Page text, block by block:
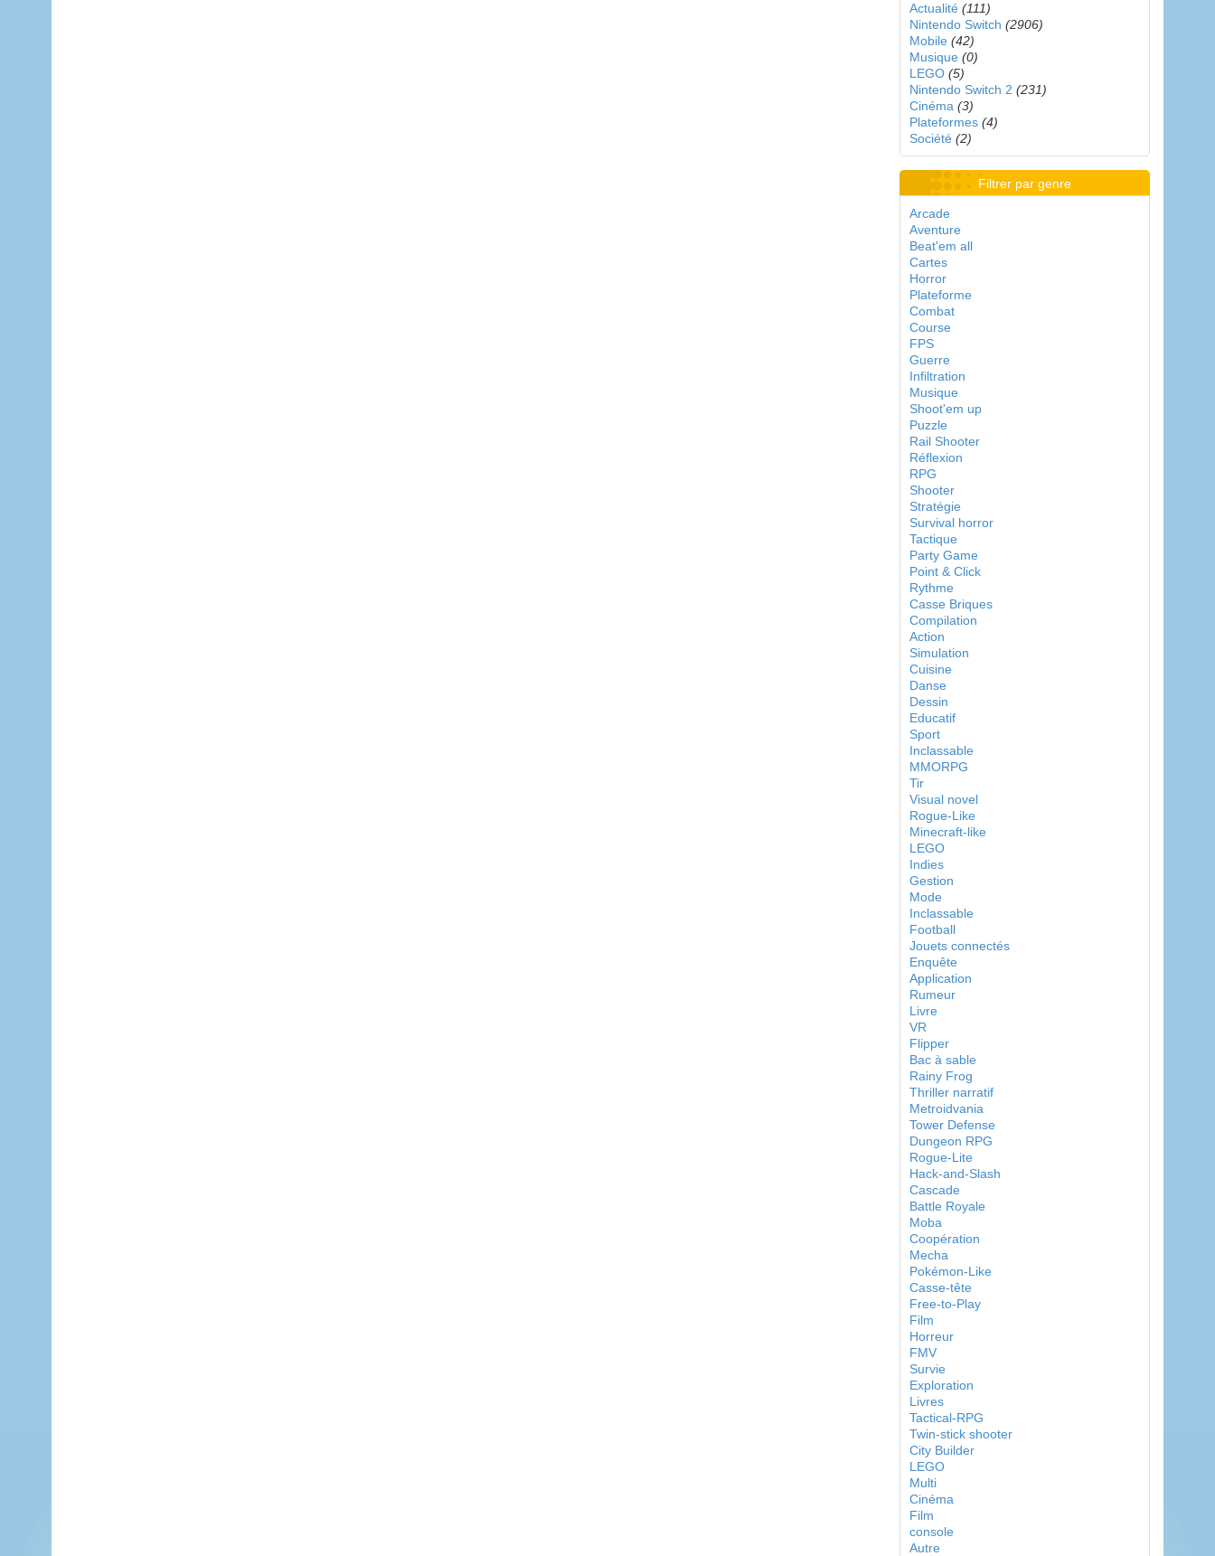
Actualité (111)
Nintendo Switch (2906)
Mobile (42)
Musique (0)
LEGO (5)
Nintendo Switch 2 (231)
Cinéma (3)
Plateformes (4)
Société (2)
Filtrer par genre
Arcade
Aventure
Beat'em all
Cartes
Horror
Plateforme
Combat
Course
FPS
Guerre
Infiltration
Musique
Shoot'em up
Puzzle
Rail Shooter
Réflexion
RPG
Shooter
Stratégie
Survival horror
Tactique
Party Game
Point & Click
Rythme
Casse Briques
Compilation
Action
Simulation
Cuisine
Danse
Dessin
Educatif
Sport
Inclassable
MMORPG
Tir
Visual novel
Rogue-Like
Minecraft-like
LEGO
Indies
Gestion
Mode
Inclassable
Football
Jouets connectés
Enquête
Application
Rumeur
Livre
VR
Flipper
Bac à sable
Rainy Frog
Thriller narratif
Metroidvania
Tower Defense
Dungeon RPG
Rogue-Lite
Hack-and-Slash
Cascade
Battle Royale
Moba
Coopération
Mecha
Pokémon-Like
Casse-tête
Free-to-Play
Film
Horreur
FMV
Survie
Exploration
Livres
Tactical-RPG
Twin-stick shooter
City Builder
LEGO
Multi
Cinéma
Film
console
Autre